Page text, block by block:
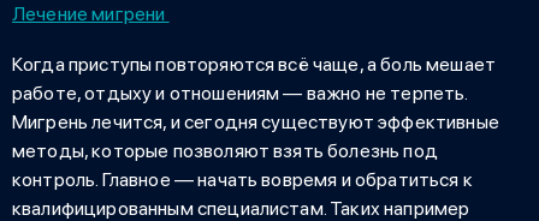
Лечение мигрени
Когда приступы повторяются всё чаще, а боль мешает
работе, отдыху и отношениям — важно не терпеть.
Мигрень лечится, и сегодня существуют эффективные
методы, которые позволяют взять болезнь под
контроль. Главное — начать вовремя и обратиться к
квалифицированным специалистам. Таких например